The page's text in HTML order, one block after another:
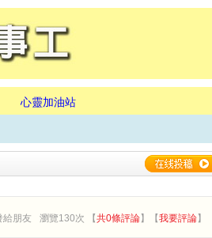
心靈加油站
給朋友 瀏覽130次 【共0條評論】【我要評論】